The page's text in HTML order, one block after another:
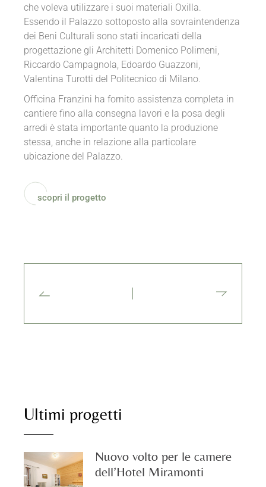
che voleva utilizzare i suoi materiali Oxilla.
Essendo il Palazzo sottoposto alla sovraintendenza
dei Beni Culturali sono stati incaricati della
progettazione gli Architetti Domenico Polimeni,
Riccardo Campagnola, Edoardo Guazzoni,
Valentina Turotti del Politecnico di Milano.
Officina Franzini ha fornito assistenza completa in
cantiere fino alla consegna lavori e la posa degli
arredi è stata importante quanto la produzione
stessa, anche in relazione alla particolare
ubicazione del Palazzo.
scopri il progetto
Ultimi progetti
Nuovo volto per le camere
dell’Hotel Miramonti